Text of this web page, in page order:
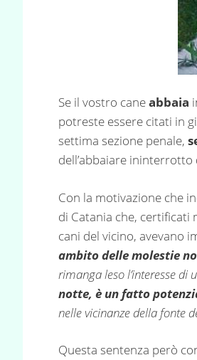
Se il vostro caneabbaia
potreste essere citati in
settima sezione penale,
dell’abbaiare ininterrotto
Con la motivazione che
di Catania che, certificati
cani del vicino, avevano
ambito delle molestie
rimanga leso l’interesse di
notte, è un fatto
nelle vicinanze della fonte
Questa sentenza però